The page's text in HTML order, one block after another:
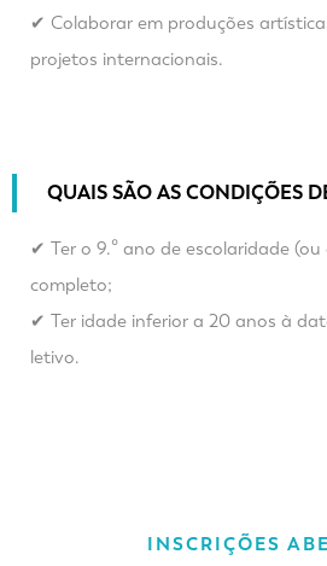
✔ Colaborar em produções
projetos internacionais.
QUAIS SÃO AS CONDIÇÕES
✔ Ter o 9.º ano de escolaridade
completo;
✔ Ter idade inferior a 20 anos à
letivo.
INSCRIÇÕES